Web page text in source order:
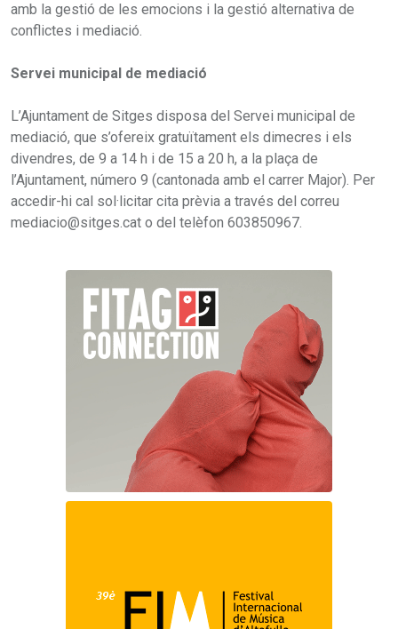
amb la gestió de les emocions i la gestió alternativa de
conflictes i mediació.
Servei municipal de mediació
L’Ajuntament de Sitges disposa del Servei municipal de
mediació, que s’ofereix gratuïtament els dimecres i els
divendres, de 9 a 14 h i de 15 a 20 h, a la plaça de
l’Ajuntament, número 9 (cantonada amb el carrer Major). Per
accedir-hi cal sol·licitar cita prèvia a través del correu
mediacio@sitges.cat o del telèfon 603850967.